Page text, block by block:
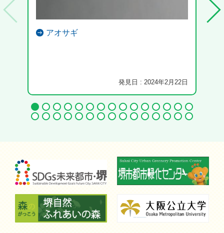
アオサギ
発見日 : 2024年2月22日